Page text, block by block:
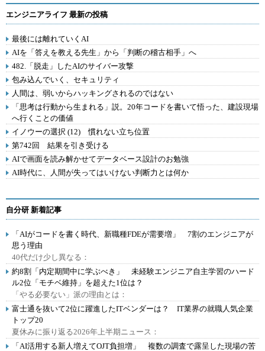
エンジニアライフ 最新の投稿
最後には離れていくAI
AIを「答えを教える先生」から「判断の稽古相手」へ
482.「脱走」したAIのサイバー攻撃
包み込んでいく、セキュリティ
人間は、弱いからハッキングされるのではない
「思考は行動から生まれる」説。20年コードを書いて悟った、建設現場
へ行くことの価値
イノウーの選択 (12) 慣れない立ち位置
第742回 結果を引き受ける
AIで画面を読み解かせてデータベース設計のお勉強
AI時代に、人間が失ってはいけない判断力とは何か
自分研 新着記事
「AIがコードを書く時代、新職種FDEが需要増」 7割のエンジニアが
思う理由
40代だけ少し異なる：
約8割「内定期間中に学ぶべき」 未経験エンジニア自主学習のハード
ル2位「モチベ維持」を超えた1位は？
「やる必要ない」派の理由とは：
富士通を抜いて2位に躍進したITベンダーは？ IT業界の就職人気企業
トップ20
夏休みに振り返る2026年上半期ニュース：
「AI活用する新人増えてOJT負担増」 複数の調査で露呈した現場の苦